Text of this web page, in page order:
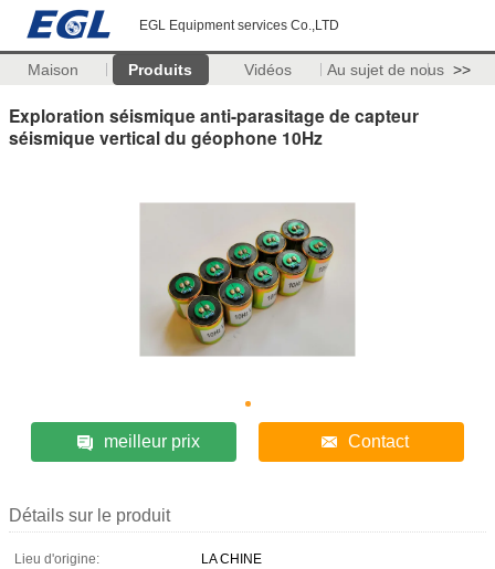
EGL Equipment services Co.,LTD
Maison Produits Vidéos Au sujet de nous >>
Exploration séismique anti-parasitage de capteur
séismique vertical du géophone 10Hz
meilleur prix Contact
Détails sur le produit
Lieu d'origine:
LA CHINE